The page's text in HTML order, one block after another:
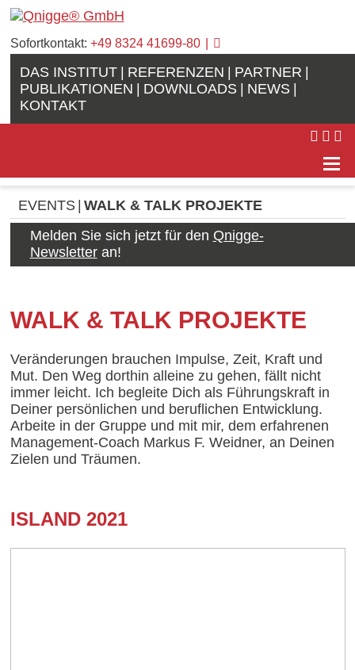
Sofortkontakt: +49 8324 41699-80
DAS INSTITUT REFERENZEN
PARTNER
PUBLIKATIONEN
DOWNLOADS
NEWS
KONTAKT
EVENTS WALK & TALK PROJEKTE
Melden Sie sich jetzt für den Qnigge-
Newsletteran!
WALK & TALK PROJEKTE
Veränderungen brauchen Impulse, Zeit, Kraft und
Mut. Den Weg dorthin alleine zu gehen, fällt nicht
immer leicht. Ich begleite Dich als Führungskraft in
Deiner persönlichen und beruflichen Entwicklung.
Arbeite in der Gruppe und mit mir, dem erfahrenen
Management-Coach Markus F. Weidner, an Deinen
Zielen und Träumen.
ISLAND 2021